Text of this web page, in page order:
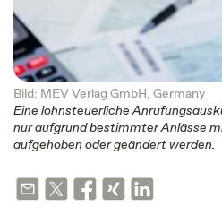
Bild: MEV Verlag GmbH, Germany
Eine lohnsteuerliche
nur aufgrund bestimmter Anlässe
aufgehoben oder geändert werden.